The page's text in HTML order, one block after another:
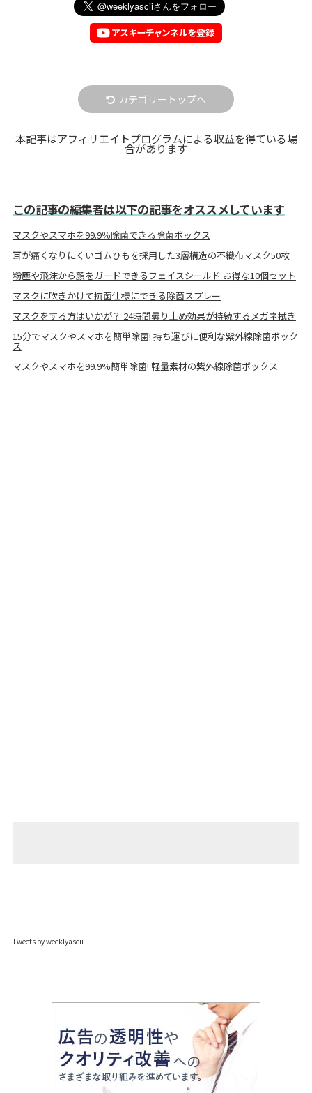
カテゴリートップへ
本記事はアフィリエイトプログラムによる収益を得ている場
合があります
この記事の編集者は以下の記事をオススメしています
マスクやスマホを99.9％除菌できる除菌ボックス
耳が痛くなりにくいゴムひもを採用した3層構造の不織布マスク50枚
粉塵や飛沫から顔をガードできるフェイスシールド お得な10個セット
マスクに吹きかけて抗菌仕様にできる除菌スプレー
マスクをする方はいかが？ 24時間曇り止め効果が持続するメガネ拭き
15分でマスクやスマホを簡単除菌! 持ち運びに便利な紫外線除菌ボック
ス
マスクやスマホを99.9%簡単除菌! 軽量素材の紫外線除菌ボックス
Tweets by weeklyascii